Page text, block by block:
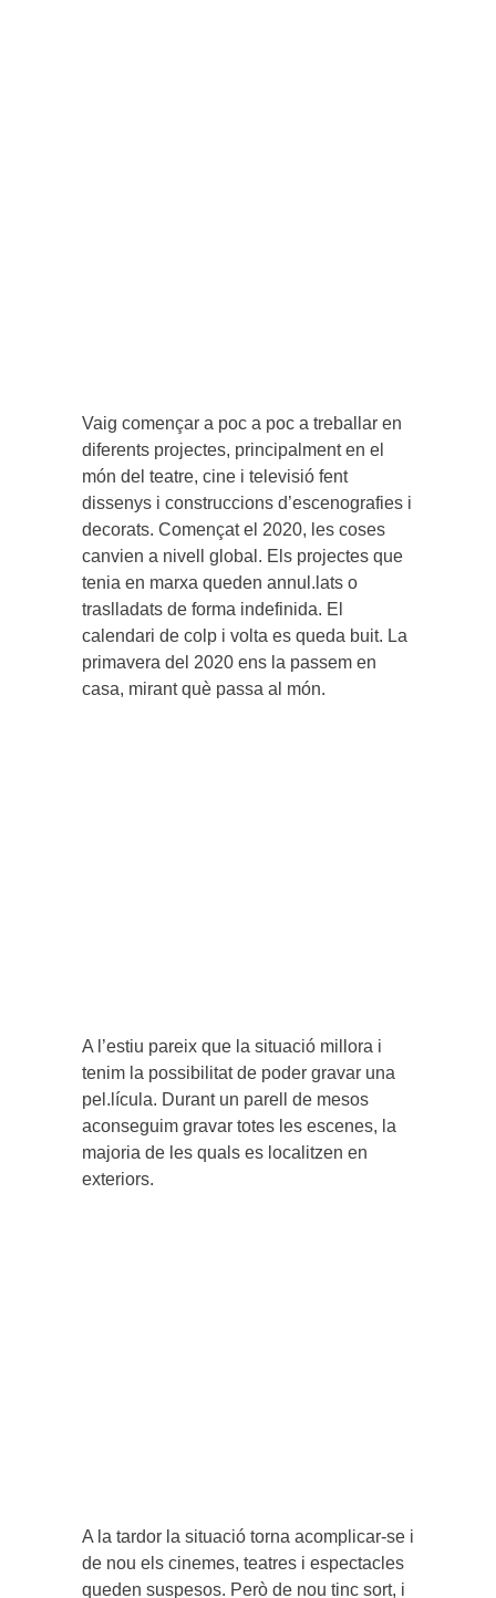
Vaig començar a poc a poc a treballar en
diferents projectes, principalment en el
món del teatre, cine i televisió fent
dissenys i construccions d’escenografies i
decorats. Començat el 2020, les coses
canvien a nivell global. Els projectes que
tenia en marxa queden annul.lats o
traslladats de forma indefinida. El
calendari de colp i volta es queda buit. La
primavera del 2020 ens la passem en
casa, mirant què passa al món.
A l’estiu pareix que la situació millora i
tenim la possibilitat de poder gravar una
pel.lícula. Durant un parell de mesos
aconseguim gravar totes les escenes, la
majoria de les quals es localitzen en
exteriors.
A la tardor la situació torna acomplicar-se i
de nou els cinemes, teatres i espectacles
queden suspesos. Però de nou tinc sort, i